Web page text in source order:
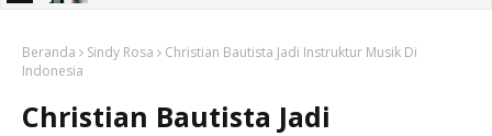
Beranda Sindy Rosa
Christian Bautista Jadi Instruktur Musik Di
Indonesia
Christian Bautista Jadi